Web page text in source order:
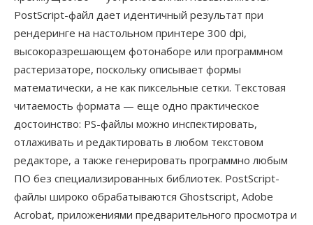
PostScript-файл дает идентичный результат при
рендеринге на настольном принтере 300 dpi,
высокоразрешающем фотонаборе или программном
растеризаторе, поскольку описывает формы
математически, а не как пиксельные сетки. Текстовая
читаемость формата — еще одно практическое
достоинство: PS-файлы можно инспектировать,
отлаживать и редактировать в любом текстовом
редакторе, а также генерировать программно любым
ПО без специализированных библиотек. PostScript-
файлы широко обрабатываются Ghostscript, Adobe
Acrobat, приложениями предварительного просмотра и